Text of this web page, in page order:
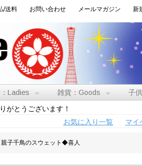
/送料 お問い合わせ メールマガジン 新
Ladies 雑貨：Goods 子
がとうございます！
お気に入り一覧
マイ
親子千鳥のスウェット◆喜人